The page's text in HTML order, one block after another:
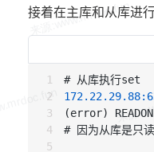
# Replication
role:master
接着在主库和从库进
(error)
# 因为从库是只